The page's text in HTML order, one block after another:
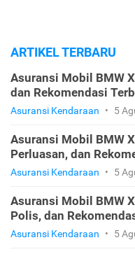
ARTIKEL TERBARU
Asuransi Mobil BMW
dan Rekomendasi
Asuransi Kendaraan • 5
Asuransi Mobil BMW
Perluasan, dan
Asuransi Kendaraan • 5
Asuransi Mobil BMW
Polis, dan
Asuransi Kendaraan • 5